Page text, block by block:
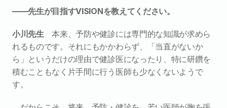
――先生が目指すVISIONを教えてください。
小川先生 本来、予防や健診には専門的な知識が求めら
れるものです。それにもかかわらず、「当直がないか
ら」というだけの理由で健診医になったり、特に研鑽を
積むこともなく片手間に行う医師も少なくないようで
す。